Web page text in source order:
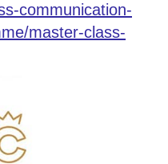
communication-
master-class-